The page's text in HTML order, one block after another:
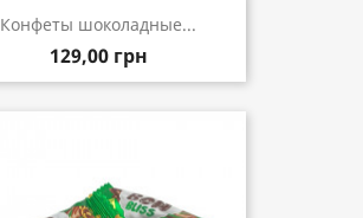
Конфеты шоколадные...
129,00 грн